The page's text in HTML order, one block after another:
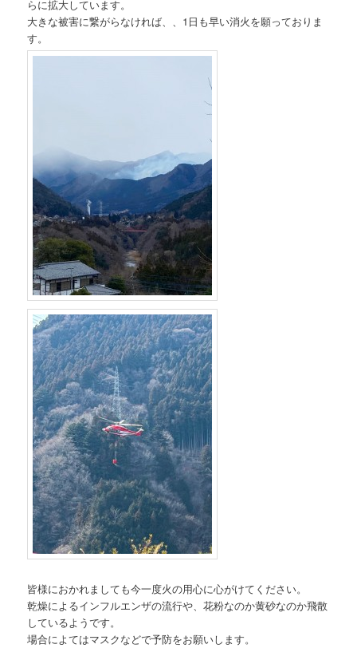
らに拡大しています。
大きな被害に繋がらなければ、、1日も早い消火を願っておりま
す。
皆様におかれましても今一度火の用心に心がけてください。
乾燥によるインフルエンザの流行や、花粉なのか黄砂なのか飛散
しているようです。
場合によてはマスクなどで予防をお願いします。